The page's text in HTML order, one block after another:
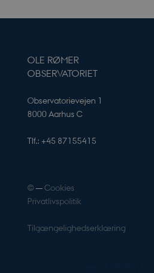
OLE RØMER
OBSERVATORIET
Observatorievejen 1
8000 Aarhus C
Tlf.: +45 87155415
©—Cookies
Privatlivspolitik
Tilgængelighedserklæring